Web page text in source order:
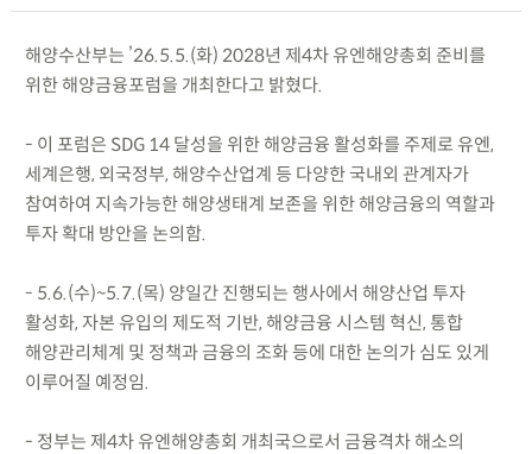
해양수산부는 ’26.5.5.(화) 2028년 제4차 유엔해양총회 준비를
위한 해양금융포럼을 개최한다고 밝혔다.
- 이 포럼은 SDG 14 달성을 위한 해양금융 활성화를 주제로 유엔,
세계은행, 외국정부, 해양수산업계 등 다양한 국내외 관계자가
참여하여 지속가능한 해양생태계 보존을 위한 해양금융의 역할과
투자 확대 방안을 논의함.
- 5.6.(수)~5.7.(목) 양일간 진행되는 행사에서 해양산업 투자
활성화, 자본 유입의 제도적 기반, 해양금융 시스템 혁신, 통합
해양관리체계 및 정책과 금융의 조화 등에 대한 논의가 심도 있게
이루어질 예정임.
- 정부는 제4차 유엔해양총회 개최국으로서 금융격차 해소의